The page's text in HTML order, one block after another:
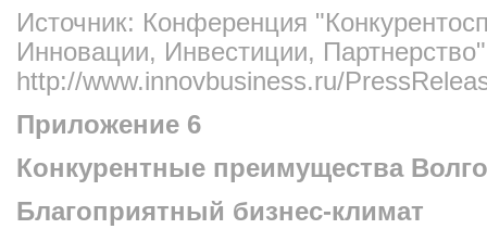
Источник: Конференция
Инновации, Инвестиции,
http://www.innovbusiness.ru/
Приложение 6
Конкурентные преимущества
Благоприятный бизнес-климат